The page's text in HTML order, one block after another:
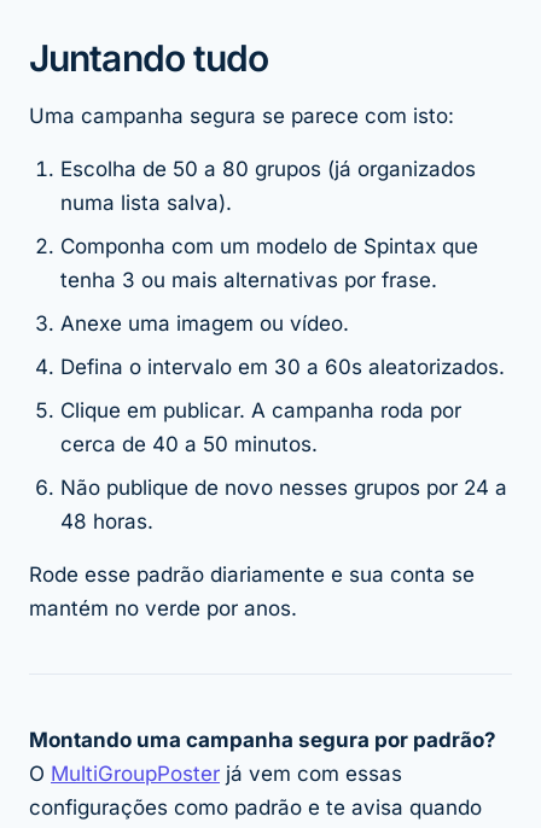
Juntando tudo
Uma campanha segura se parece com isto:
Escolha de 50 a 80 grupos (já organizados
numa lista salva).
Componha com um modelo de Spintax que
tenha 3 ou mais alternativas por frase.
Anexe uma imagem ou vídeo.
Defina o intervalo em 30 a 60s aleatorizados.
Clique em publicar. A campanha roda por
cerca de 40 a 50 minutos.
Não publique de novo nesses grupos por 24 a
48 horas.
Rode esse padrão diariamente e sua conta se
mantém no verde por anos.
Montando uma campanha segura por padrão?
O MultiGroupPoster já vem com essas
configurações como padrão e te avisa quando